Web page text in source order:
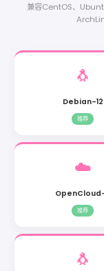
兼容CentOS、
🐧
Debian-12
推荐
☁️
推荐
🐧